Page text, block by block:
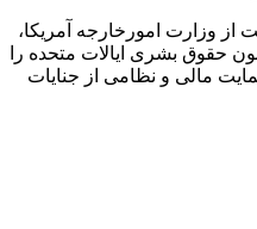
وزارت امورخارجه آمریکا،
حقوق بشری ایالات متحده را
مالی و نظامی از جنایات